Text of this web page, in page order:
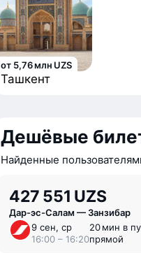
от 5,76 млн UZS
Ташкент
Дешёвые
Найденные
427 551 UZS
Дар-эс-Салам — Занзибар
9 сен, ср
16:00 – 16:20
20 мин в
прямой